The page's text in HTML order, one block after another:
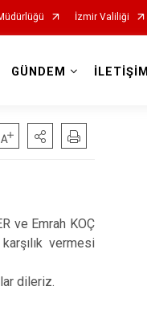
İzmir Valiliği
GÜNDEM İLETİŞİM
ve Emrah KOÇ
vermesi
dileriz.